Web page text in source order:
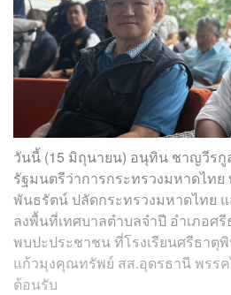
วันนี้ (15 มิถุนายน) อนุทิน​ ชาญ​วี​รกู
รัฐมนตรี​ว่าการ​กระทรวง​มหาดไท
พันธรัตน์​ ปลัดกระทรวงมหาดไทย​
ลงพื้นที่เทศบาลตำบลจำปี​ อำเภอศ
พบปะประชาชน ที่โรงเรียนศรีธาตุ
แก้วมุงคุณทรัพย์ สส.อุดรธานี​ พรรค
ต้อนรับ